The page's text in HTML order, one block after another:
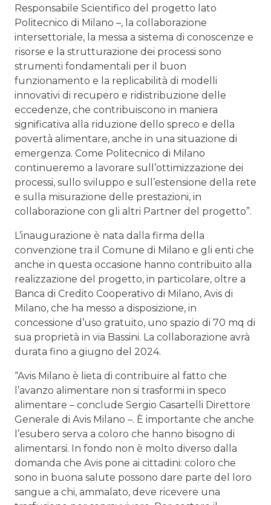
Responsabile Scientifico del progetto lato
Politecnico di Milano –, la collaborazione
intersettoriale, la messa a sistema di conoscenze e
risorse e la strutturazione dei processi sono
strumenti fondamentali per il buon
funzionamento e la replicabilità di modelli
innovativi di recupero e ridistribuzione delle
eccedenze, che contribuiscono in maniera
significativa alla riduzione dello spreco e della
povertà alimentare, anche in una situazione di
emergenza. Come Politecnico di Milano
continueremo a lavorare sull’ottimizzazione dei
processi, sullo sviluppo e sull’estensione della rete
e sulla misurazione delle prestazioni, in
collaborazione con gli altri Partner del progetto”.
L’inaugurazione è nata dalla firma della
convenzione tra il Comune di Milano e gli enti che
anche in questa occasione hanno contribuito alla
realizzazione del progetto, in particolare, oltre a
Banca di Credito Cooperativo di Milano, Avis di
Milano, che ha messo a disposizione, in
concessione d’uso gratuito, uno spazio di 70 mq di
sua proprietà in via Bassini. La collaborazione avrà
durata fino a giugno del 2024.
“Avis Milano è lieta di contribuire al fatto che
l’avanzo alimentare non si trasformi in speco
alimentare – conclude Sergio Casartelli Direttore
Generale di Avis Milano –. È importante che anche
l’esubero serva a coloro che hanno bisogno di
alimentarsi. In fondo non è molto diverso dalla
domanda che Avis pone ai cittadini: coloro che
sono in buona salute possono dare parte del loro
sangue a chi, ammalato, deve ricevere una